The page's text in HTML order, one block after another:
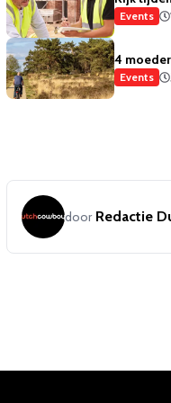
Events
4
Events
door Redactie